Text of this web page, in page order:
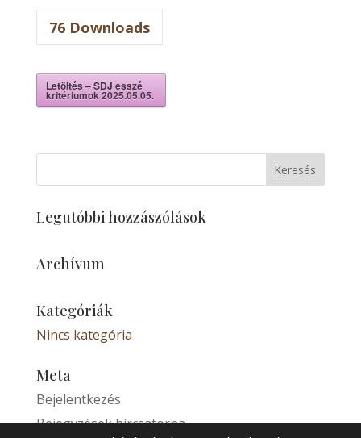
76Downloads
Letöltés – SDJ esszé
kritériumok 2025.05.05.
Legutóbbi hozzászólások
Archívum
Kategóriák
Nincs kategória
Meta
Bejelentkezés
Bejegyzések hírcsatorna